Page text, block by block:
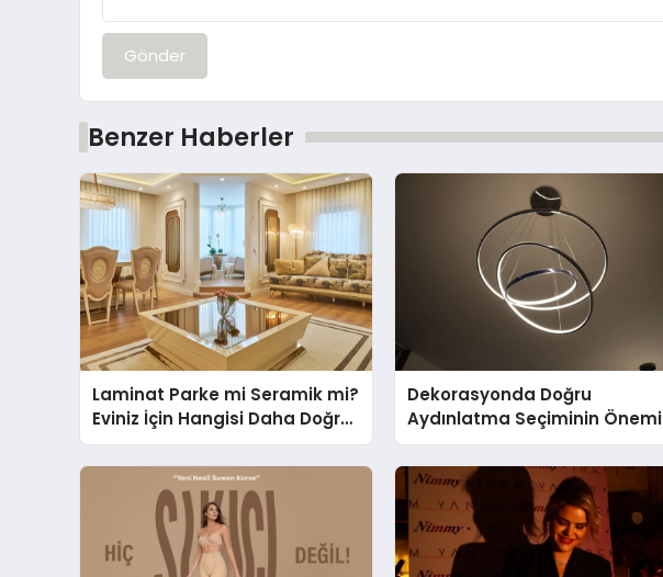
Gönder
Benzer Haberler
Laminat Parke mi Seramik mi?
Eviniz İçin Hangisi Daha Doğru
Seçim?
Dekorasyonda Doğru
Aydınlatma Seçiminin Önemi